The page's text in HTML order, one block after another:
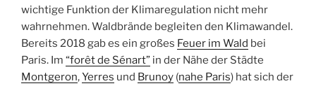
wichtige Funktion der Klimaregulation nicht mehr
wahrnehmen. Waldbrände begleiten den Klimawandel.
Bereits 2018 gab es ein großes Feuer im Wald bei
Paris. Im “forêt de Sénart” in der Nähe der Städte
Montgeron,Yerres und Brunoy (nahe Paris) hat sich der